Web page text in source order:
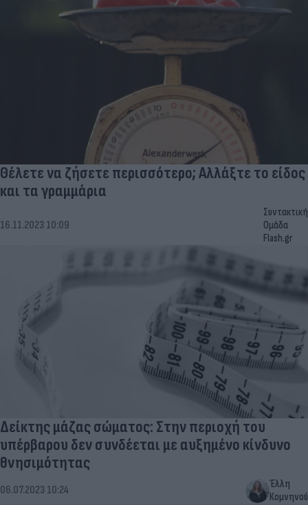
Θέλετε να ζήσετε περισσότερο; Αλλάξτε το είδος
και τα γραμμάρια
16.11.2023 10:09
Συντακτική
Ομάδα
Flash.gr
Δείκτης μάζας σώματος: Στην περιοχή του
υπέρβαρου δεν συνδέεται με αυξημένο κίνδυνο
θνησιμότητας
06.07.2023 10:24
Έλλη
Κομνηνού